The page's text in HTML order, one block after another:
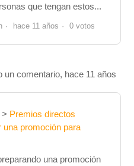
que tengan estos...
hace 11 años 0 votos
un comentario, hace 11 años
Premios directos
una promoción para
una promoción